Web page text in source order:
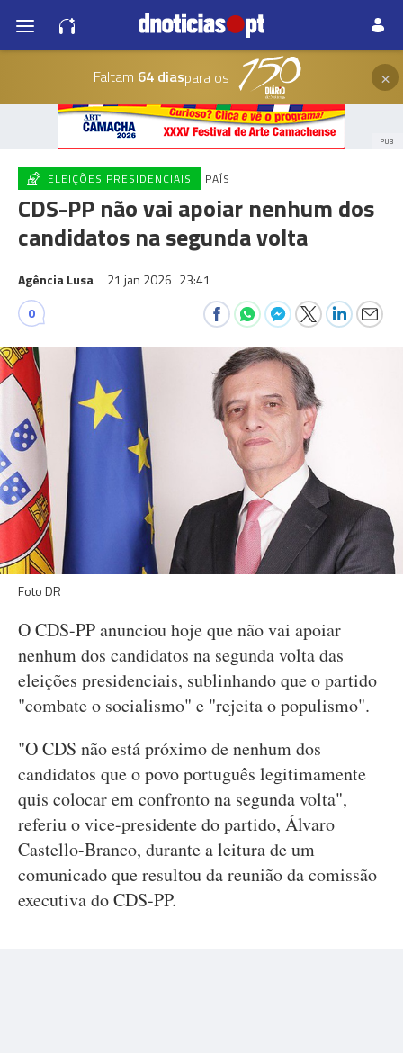
Faltam 64 diaspara os ×
PUB
ELEIÇÕES PRESIDENCIAIS PAÍS
CDS-PP não vai apoiar nenhum dos
candidatos na segunda volta
Agência Lusa 21 jan 2026 23:41
0
Foto DR
O CDS-PP anunciou hoje que não vai apoiar
nenhum dos candidatos na segunda volta das
eleições presidenciais, sublinhando que o partido
"combate o socialismo" e "rejeita o populismo".
"O CDS não está próximo de nenhum dos
candidatos que o povo português legitimamente
quis colocar em confronto na segunda volta",
referiu o vice-presidente do partido, Álvaro
Castello-Branco, durante a leitura de um
comunicado que resultou da reunião da comissão
executiva do CDS-PP.